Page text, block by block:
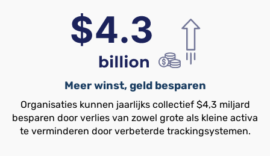
Meer winst, geld besparen
Organisaties kunnen jaarlijks collectief $4,3 miljard
besparen door verlies van zowel grote als kleine activa
te verminderen door verbeterde trackingsystemen.